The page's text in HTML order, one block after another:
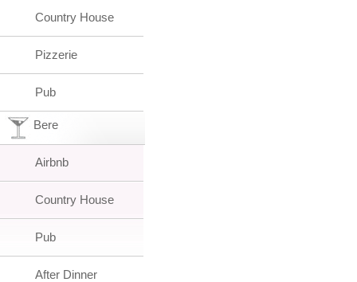
Country House
Pizzerie
Pub
Bere
Airbnb
Country House
Pub
After Dinner